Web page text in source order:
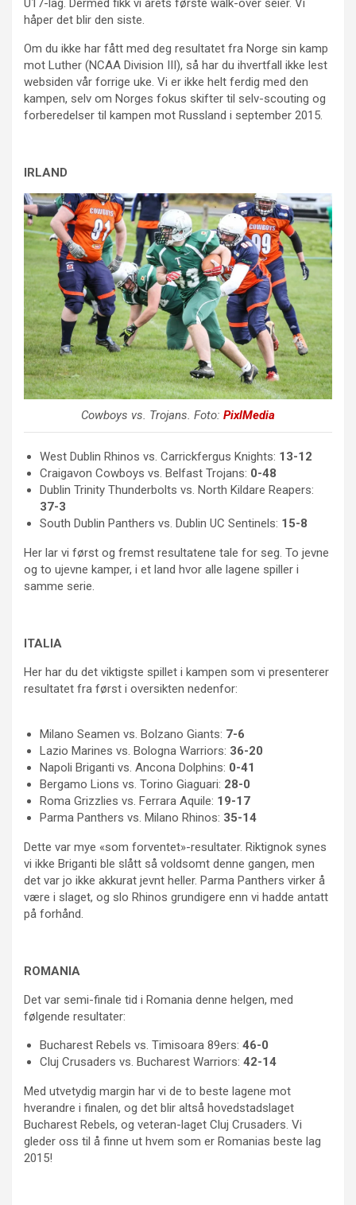
U17-lag. Dermed fikk vi årets første walk-over seier. Vi
håper det blir den siste.
Om du ikke har fått med deg resultatet fra Norge sin kamp
mot Luther (NCAA Division III), så har du ihvertfall ikke lest
websiden vår forrige uke. Vi er ikke helt ferdig med den
kampen, selv om Norges fokus skifter til selv-scouting og
forberedelser til kampen mot Russland i september 2015.
IRLAND
Cowboys vs. Trojans. Foto: PixlMedia
West Dublin Rhinos vs. Carrickfergus Knights: 13-12
Craigavon Cowboys vs. Belfast Trojans: 0-48
Dublin Trinity Thunderbolts vs. North Kildare Reapers:
37-3
South Dublin Panthers vs. Dublin UC Sentinels: 15-8
Her lar vi først og fremst resultatene tale for seg. To jevne
og to ujevne kamper, i et land hvor alle lagene spiller i
samme serie.
ITALIA
Her har du det viktigste spillet i kampen som vi presenterer
resultatet fra først i oversikten nedenfor:
Milano Seamen vs. Bolzano Giants: 7-6
Lazio Marines vs. Bologna Warriors: 36-20
Napoli Briganti vs. Ancona Dolphins: 0-41
Bergamo Lions vs. Torino Giaguari: 28-0
Roma Grizzlies vs. Ferrara Aquile: 19-17
Parma Panthers vs. Milano Rhinos: 35-14
Dette var mye «som forventet»-resultater. Riktignok synes
vi ikke Briganti ble slått så voldsomt denne gangen, men
det var jo ikke akkurat jevnt heller. Parma Panthers virker å
være i slaget, og slo Rhinos grundigere enn vi hadde antatt
på forhånd.
ROMANIA
Det var semi-finale tid i Romania denne helgen, med
følgende resultater:
Bucharest Rebels vs. Timisoara 89ers: 46-0
Cluj Crusaders vs. Bucharest Warriors: 42-14
Med utvetydig margin har vi de to beste lagene mot
hverandre i finalen, og det blir altså hovedstadslaget
Bucharest Rebels, og veteran-laget Cluj Crusaders. Vi
gleder oss til å finne ut hvem som er Romanias beste lag
2015!